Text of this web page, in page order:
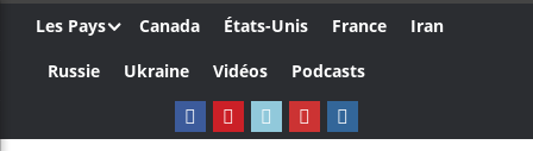
Les Pays Canada États-Unis France
Iran
Russie
Ukraine Vidéos Podcasts